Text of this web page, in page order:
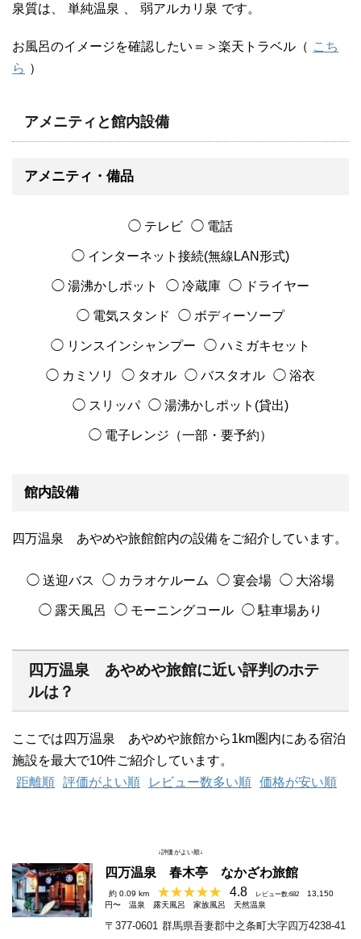
泉質は、 単純温泉 弱アルカリ泉 です。
お風呂のイメージを確認したい＝＞楽天トラベル（ こち
ら ）
アメニティと館内設備
アメニティ・備品
◯ テレビ ◯ 電話
◯ インターネット接続(無線LAN形式)
◯ 湯沸かしポット ◯ 冷蔵庫 ◯ ドライヤー
◯ 電気スタンド ◯ ボディーソープ
◯ リンスインシャンプー ◯ ハミガキセット
◯ カミソリ ◯ タオル ◯ バスタオル ◯ 浴衣
◯ スリッパ ◯ 湯沸かしポット(貸出)
◯ 電子レンジ（一部・要予約）
館内設備
四万温泉 あやめや旅館館内の設備をご紹介しています。
◯ 送迎バス ◯ カラオケルーム ◯ 宴会場 ◯ 大浴場
◯ 露天風呂 ◯ モーニングコール ◯ 駐車場あり
四万温泉 あやめや旅館に近い評判のホテ
ルは？
ここでは四万温泉 あやめや旅館から1km圏内にある宿泊
施設を最大で10件ご紹介しています。
距離順 評価がよい順 レビュー数多い順 価格が安い順
↓評価がよい順↓
四万温泉 春木亭 なかざわ旅館
約 0.09 km 4.8 レビュー数:682
13,150
円〜
温泉 露天風呂 家族風呂 天然温泉
〒377-0601 群馬県吾妻郡中之条町大字四万4238-41